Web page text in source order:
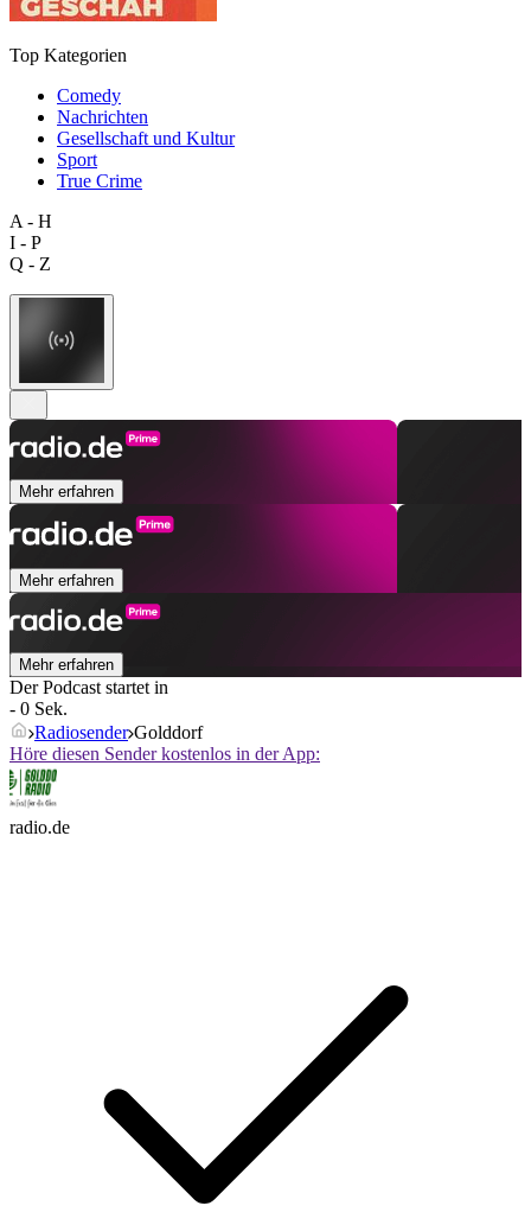
Top Kategorien
Comedy
Nachrichten
Gesellschaft und Kultur
Sport
True Crime
A - H
I - P
Q - Z
Mehr erfahren
Mehr erfahren
Mehr erfahren
Der Podcast startet in
- 0 Sek.
Radiosender Golddorf
Höre diesen Sender kostenlos in der App:
radio.de